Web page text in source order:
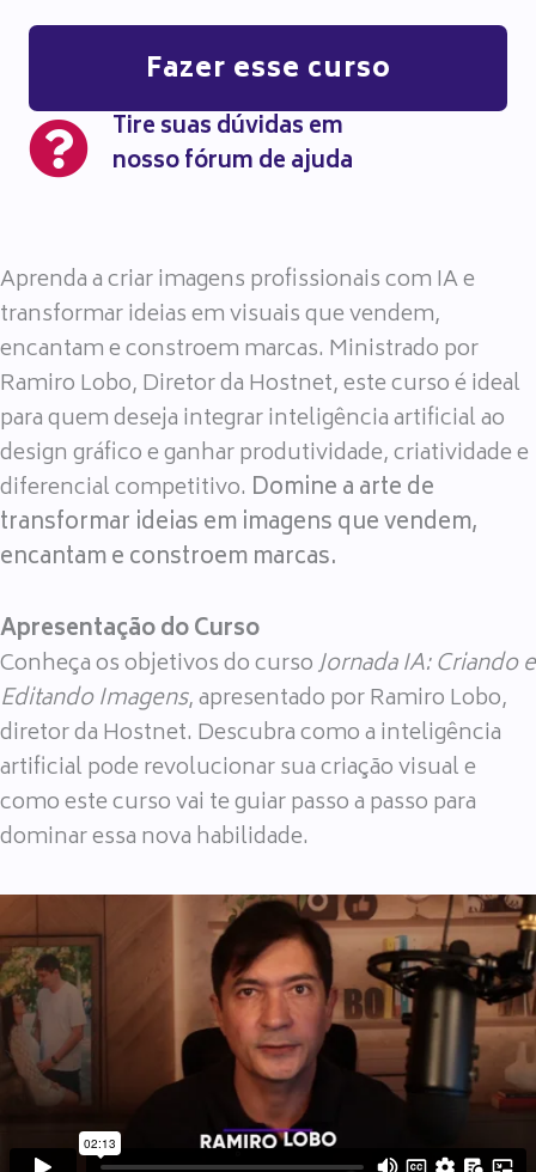
Fazer esse curso
Tire suas dúvidas em
nosso fórum de ajuda
Aprenda a criar imagens profissionais com IA e
transformar ideias em visuais que vendem,
encantam e constroem marcas. Ministrado por
Ramiro Lobo, Diretor da Hostnet, este curso é ideal
para quem deseja integrar inteligência artificial ao
design gráfico e ganhar produtividade, criatividade e
diferencial competitivo. Domine a arte de
transformar ideias em imagens que vendem,
encantam e constroem marcas.
Apresentação do Curso
Conheça os objetivos do cursoJornada IA: Criando e
Editando Imagens, apresentado por Ramiro Lobo,
diretor da Hostnet. Descubra como a inteligência
artificial pode revolucionar sua criação visual e
como este curso vai te guiar passo a passo para
dominar essa nova habilidade.